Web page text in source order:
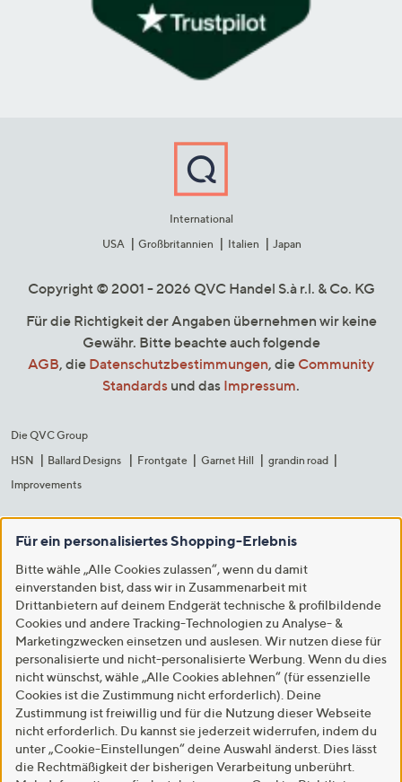
International
USA
Großbritannien Italien Japan
Copyright © 2001 - 2026 QVC Handel S.à r.l. & Co. KG
Für die Richtigkeit der Angaben übernehmen wir keine
Gewähr. Bitte beachte auch folgende
AGB, die Datenschutzbestimmungen, die Community
Standards und das Impressum.
Die QVC Group
HSN
Ballard Designs Frontgate Garnet Hill
grandin road
Improvements
Für ein personalisiertes Shopping-Erlebnis
Bitte wähle „Alle Cookies zulassen“, wenn du damit
einverstanden bist, dass wir in Zusammenarbeit mit
Drittanbietern auf deinem Endgerät technische & profilbildende
Cookies und andere Tracking-Technologien zu Analyse- &
Marketingzwecken einsetzen und auslesen. Wir nutzen diese für
personalisierte und nicht-personalisierte Werbung. Wenn du dies
nicht wünschst, wähle „Alle Cookies ablehnen“ (für essenzielle
Cookies ist die Zustimmung nicht erforderlich). Deine
Zustimmung ist freiwillig und für die Nutzung dieser Webseite
nicht erforderlich. Du kannst sie jederzeit widerrufen, indem du
unter „Cookie-Einstellungen“ deine Auswahl änderst. Dies lässt
die Rechtmäßigkeit der bisherigen Verarbeitung unberührt.